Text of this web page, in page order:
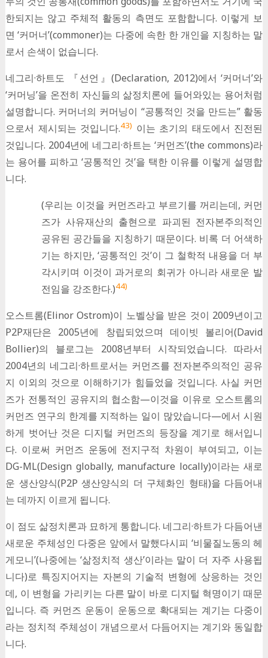
한되지는 않고 주체적 활동의 측면도 포함합니다. 이렇게 보
면 ‘커머너’(commoner)는 다중에 속한 한 개인을 지칭하는 말
로서 손색이 없습니다.
네그리·하트도 『선언』(Declaration, 2012)에서 ‘커머너’와
‘커머닝’을 온전히 자신들의 삶정치론에 들어와있는 용어처럼
설명합니다. 커머너의 커머닝이 “공통적인 것을 만드는” 활동
으로서 제시되는 것입니다.43) 이는 초기의 태도에서 진전된
것입니다. 2004년에 네그리·하트는 ‘커먼즈’(the commons)라
는 용어를 피하고 ‘공통적인 것’을 택한 이유를 이렇게 설명합
니다.
(우리는 이것을 커먼즈라고 부르기를 꺼리는데, 커먼
즈가 사유재산의 출현으로 파괴된 전자본주의적인
공유된 공간들을 지칭하기 때문이다. 비록 더 어색하
기는 하지만, ‘공통적인 것’이 그 철학적 내용을 더 부
각시키며 이것이 과거로의 회귀가 아니라 새로운 발
전임을 강조한다.)44)
오스트롬(Elinor Ostrom)이 노벨상을 받은 것이 2009년이고
P2P재단은 2005년에 창립되었으며 데이빗 볼리어(David
Bollier)의 블로그는 2008년부터 시작되었습니다. 따라서
2004년의 네그리·하트로서는 커먼즈를 전자본주의적인 공유
지 이외의 것으로 이해하기가 힘들었을 것입니다. 사실 커먼
즈가 전통적인 공유지의 협소함—이것을 이유로 오스트롬의
커먼즈 연구의 한계를 지적하는 일이 많았습니다—에서 시원
하게 벗어난 것은 디지털 커먼즈의 등장을 계기로 해서입니
다. 이로써 커먼즈 운동에 전지구적 차원이 부여되고, 이는
DG-ML(Design globally, manufacture locally)이라는 새로
운 생산양식(P2P 생산양식의 더 구체화인 형태)을 다듬어내
는 데까지 이르게 됩니다.
이 점도 삶정치론과 묘하게 통합니다. 네그리·하트가 다듬어낸
새로운 주체성인 다중은 앞에서 말했다시피 ‘비물질노동의 헤
게모니’(나중에는 ‘삶정치적 생산’이라는 말이 더 자주 사용됩
니다)로 특징지어지는 자본의 기술적 변형에 상응하는 것인
데, 이 변형을 가리키는 다른 말이 바로 디지털 혁명이기 때문
입니다. 즉 커먼즈 운동이 운동으로 확대되는 계기는 다중이
라는 정치적 주체성이 개념으로서 다듬어지는 계기와 동일합
니다.